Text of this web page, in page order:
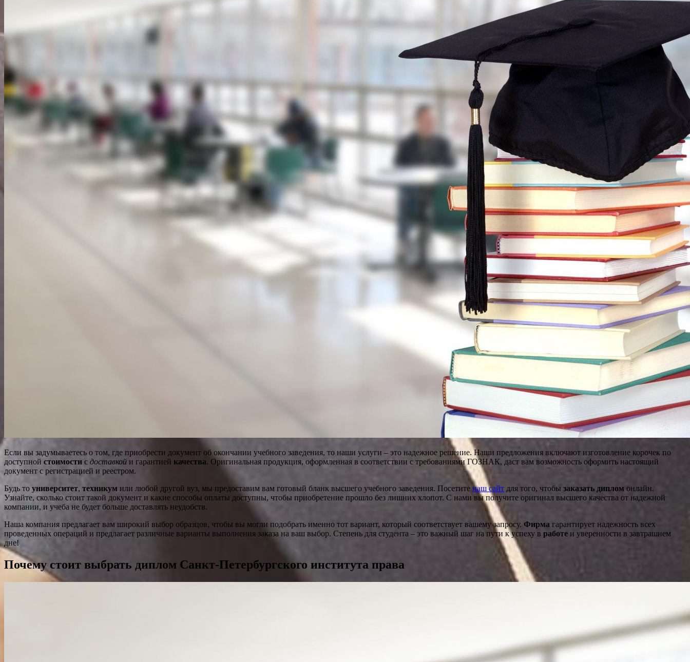
Если вы задумываетесь о том, где приобрести документ об окончании учебного заведения, то наши услуги – это надежное решение. Наши предложения включают изготовление корочек по
доступной стоимости с доставкой и гарантией качества. Оригинальная продукция, оформленная в соответствии с требованиями ГОЗНАК, даст вам возможность оформить настоящий
документ с регистрацией и реестром.
Будь то университет, техникум или любой другой вуз, мы предоставим вам готовый бланк высшего учебного заведения. Посетите наш сайт для того, чтобы заказать диплом онлайн.
Узнайте, сколько стоит такой документ и какие способы оплаты доступны, чтобы приобретение прошло без лишних хлопот. С нами вы получите оригинал высшего качества от надежной
компании, и учеба не будет больше доставлять неудобств.
Наша компания предлагает вам широкий выбор образцов, чтобы вы могли подобрать именно тот вариант, который соответствует вашему запросу. Фирма гарантирует надежность всех
проведенных операций и предлагает различные варианты выполнения заказа на ваш выбор. Степень для студента – это важный шаг на пути к успеху в работе и уверенности в завтрашнем
дне!
Почему стоит выбрать диплом Санкт-Петербургского института права